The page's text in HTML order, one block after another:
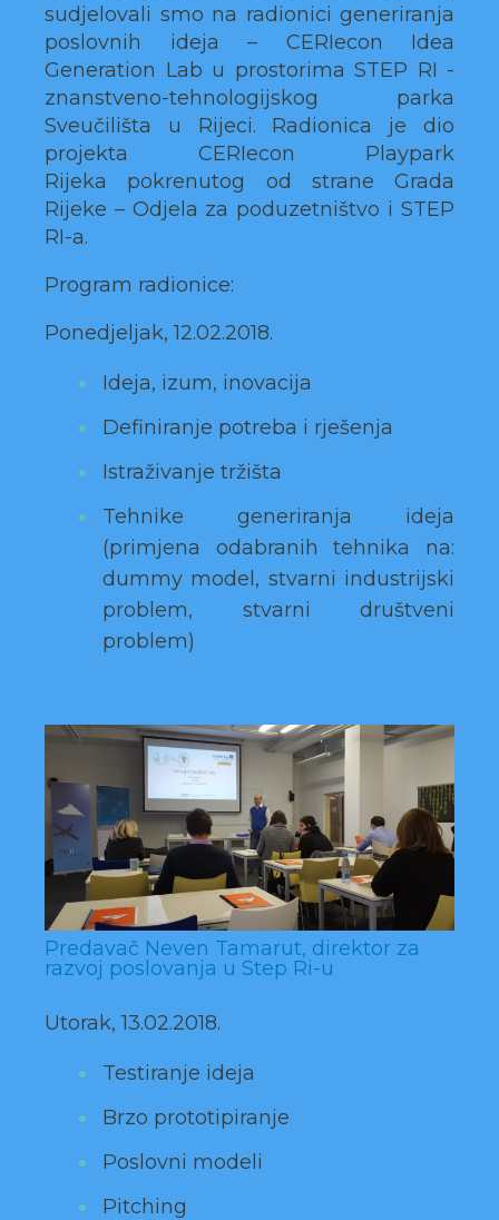
sudjelovali smo na radionici generiranja
poslovnih ideja – CERIecon Idea
Generation Lab u prostorima STEP RI -
znanstveno-tehnologijskog parka
Sveučilišta u Rijeci. Radionica je dio
projekta CERIecon Playpark
Rijeka pokrenutog od strane Grada
Rijeke – Odjela za poduzetništvo i STEP
RI-a.
Program radionice:
Ponedjeljak, 12.02.2018.
Ideja, izum, inovacija
Definiranje potreba i rješenja
Istraživanje tržišta
Tehnike generiranja ideja
(primjena odabranih tehnika na:
dummy model, stvarni industrijski
problem, stvarni društveni
problem)
Predavač Neven Tamarut, direktor za
razvoj poslovanja u Step Ri-u
Utorak, 13.02.2018.
Testiranje ideja
Brzo prototipiranje
Poslovni modeli
Pitching